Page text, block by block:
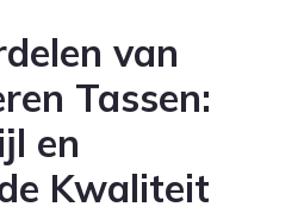
van
Tassen:
en
Kwaliteit